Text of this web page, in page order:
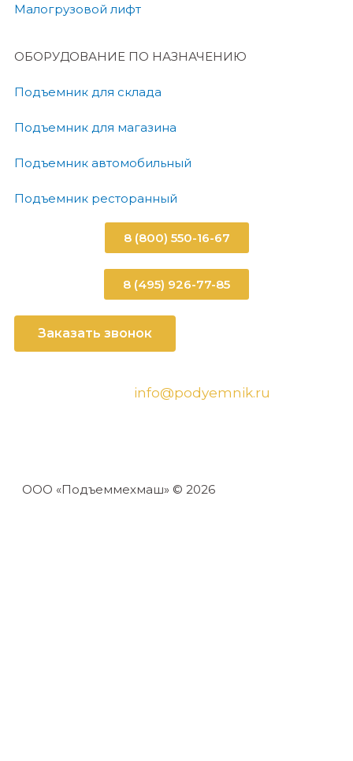
Малогрузовой лифт
ОБОРУДОВАНИЕ ПО НАЗНАЧЕНИЮ
Подъемник для склада
Подъемник для магазина
Подъемник автомобильный
Подъемник ресторанный
8 (800) 550-16-67
8 (495) 926-77-85
Заказать звонок
info@podyemnik.ru
ООО «Подъеммехмаш» © 2026